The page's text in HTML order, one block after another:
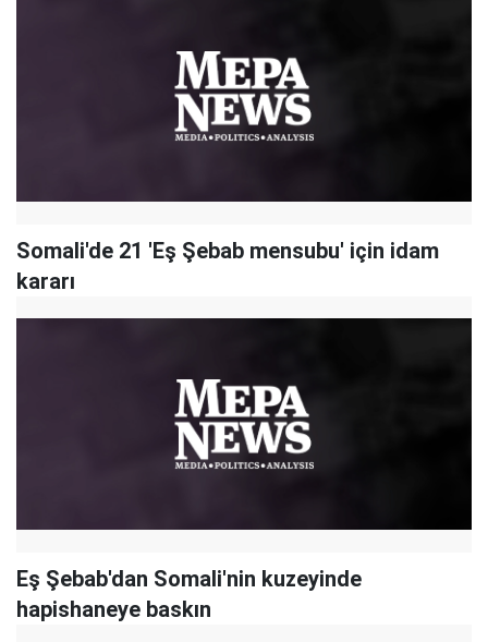
Somali'de 21 'Eş Şebab mensubu' için idam
kararı
Eş Şebab'dan Somali'nin kuzeyinde
hapishaneye baskın